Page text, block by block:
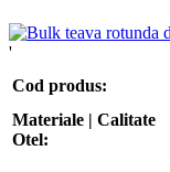
'
Cod produs:
Materiale | Calitate
Otel: